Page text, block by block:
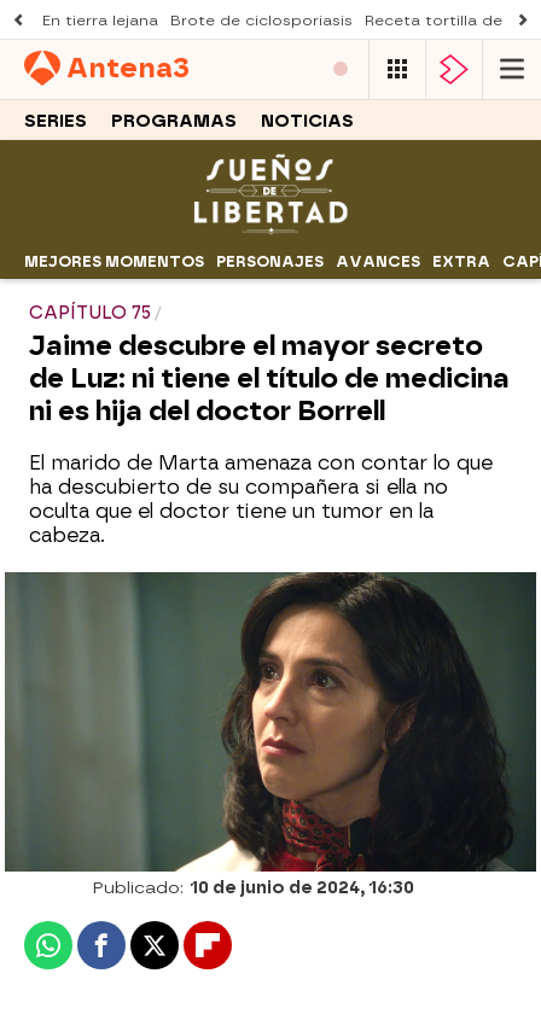
En tierra lejana Brote de ciclosporiasis Receta tortilla de
Antena3
SERIES PROGRAMAS NOTICIAS
MEJORES MOMENTOS PERSONAJES AVANCES EXTRA
CAPÍTULO 75
Jaime descubre el mayor secreto
de Luz: ni tiene el título de medicina
ni es hija del doctor Borrell
El marido de Marta amenaza con contar lo que
ha descubierto de su compañera si ella no
oculta que el doctor tiene un tumor en la
cabeza.
“Tengo un tumor cerebral”: Jaime recibe
el peor diagnóstico posible
Publicado: 10 de junio de 2024, 16:30
WhatsappFacebook
X Flipboard